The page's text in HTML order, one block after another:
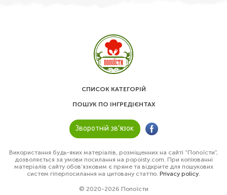
СПИСОК КАТЕГОРІЙ
ПОШУК ПО ІНГРЕДІЄНТАХ
Зворотній зв’язок
Використання будь-яких матеріалів, розміщенних на сайті “Попоїсти”,
дозволяється за умови посилання на popoisty.com. При копіюванні
матеріалів сайту обов’язковим є пряме та відкрите для пошукових
систем гіперпосилання на цитовану статтю. Privacy policy.
© 2020-2026 Попоїсти